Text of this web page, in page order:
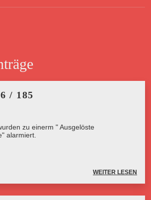
/ 185
zu einerm " Ausgelöste
alarmiert.
WEITER LESEN